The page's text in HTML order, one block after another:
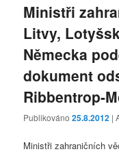
Ministři
Litvy,
Německa
dokument
Ribbentrop-
Publikováno25.8.2012 |
Ministři zahraničních